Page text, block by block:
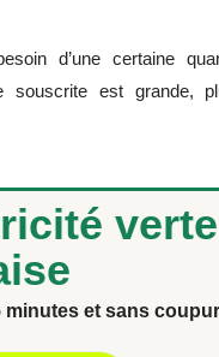
d’une certaine
souscrite est grande,
et sans